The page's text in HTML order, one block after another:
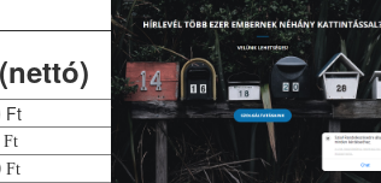
Ft
Ft
Ft